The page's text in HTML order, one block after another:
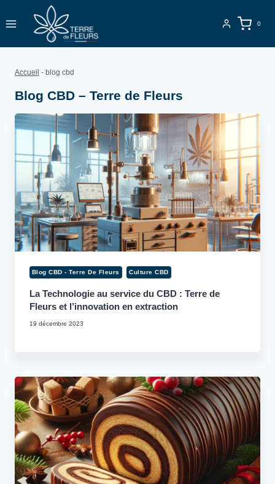
au
0
Accueil - blog cbd
Blog CBD – Terre de Fleurs
Blog CBD - Terre De Fleurs Culture CBD
La Technologie au service du CBD : Terre de
Fleurs et l’innovation en extraction
19 décembre 2023